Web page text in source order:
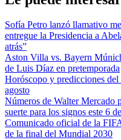
Sofía Petro lanzó llamativo
entregue la Presidencia a
atrás”
Aston Villa vs. Bayern
de Luis Díaz en pretemporada
Horóscopo y predicciones
agosto
Números de Walter Mercado
suerte para los signos este 6
Comunicado oficial de la
de la final del Mundial 2030